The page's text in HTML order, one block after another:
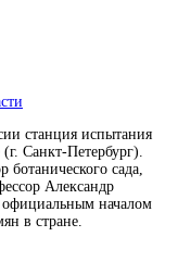
станция испытания
Санкт-Петербург).
сада,
Александр
началом
в стране.